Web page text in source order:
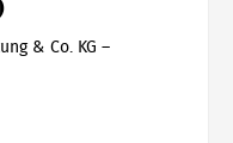
& Co. KG –